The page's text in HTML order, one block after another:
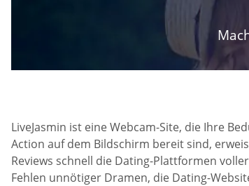
LiveJasmin ist eine Webcam-Site, die Ihre
Action auf dem Bildschirm bereit sind,
Reviews schnell die Dating-Plattformen
Fehlen unnötiger Dramen, die Dating-